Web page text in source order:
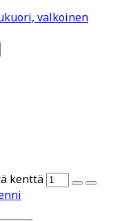
valkoinen
kenttä